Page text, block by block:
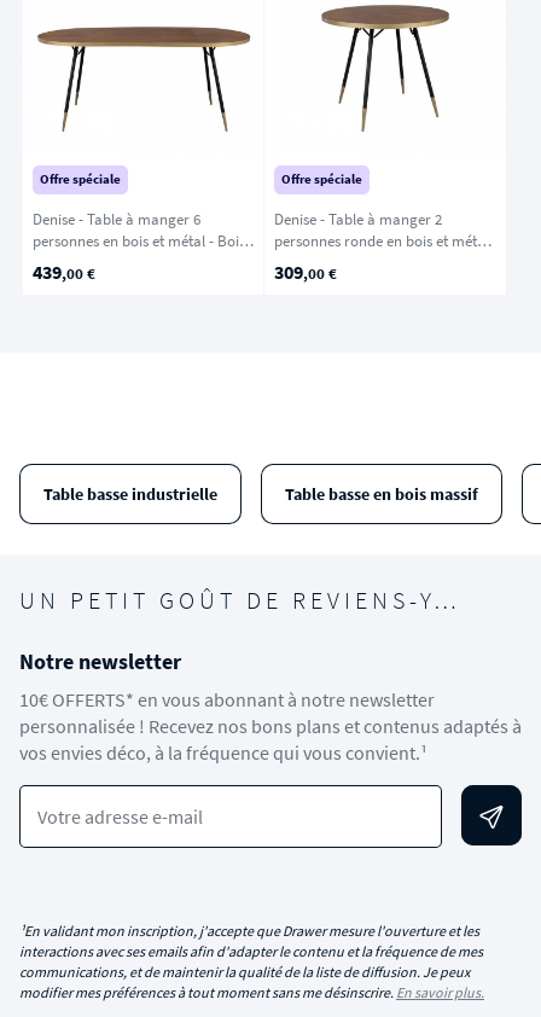
Offre spéciale
Denise - Table à manger 6
personnes en bois et métal - Bois
foncé
439,00 €
Offre spéciale
Denise - Table à manger 2
personnes ronde en bois et métal
- Bois foncé
309,00 €
Table basse industrielle Table basse en bois massif
UN PETIT GOÛT DE REVIENS-Y…
Notre newsletter
10€ OFFERTS* en vous abonnant à notre newsletter
personnalisée ! Recevez nos bons plans et contenus adaptés à
vos envies déco, à la fréquence qui vous convient.¹
Votre adresse e-mail
¹En validant mon inscription, j'accepte que Drawer mesure l'ouverture et les
interactions avec ses emails afin d'adapter le contenu et la fréquence de mes
communications, et de maintenir la qualité de la liste de diffusion. Je peux
modifier mes préférences à tout moment sans me désinscrire. En savoir plus.